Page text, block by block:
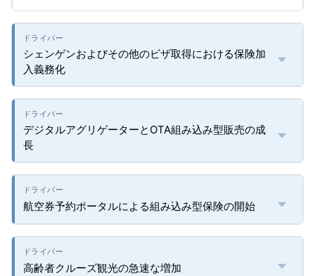
シェンゲンおよびその他のビザ取得における保険加
入義務化
デジタルアグリゲーターとOTA組み込み型販売の成
長
航空券予約ポータルによる組み込み型保険の開始
高齢者クルーズ観光の急速な増加